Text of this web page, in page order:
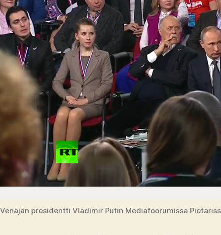
Venäjän presidentti Vladimir Putin Mediafoorumissa